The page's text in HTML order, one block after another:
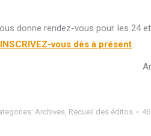
donne rendez-vous pour les 24
INSCRIVEZ-vous dès à présent.
Archives, Recueil des éditos